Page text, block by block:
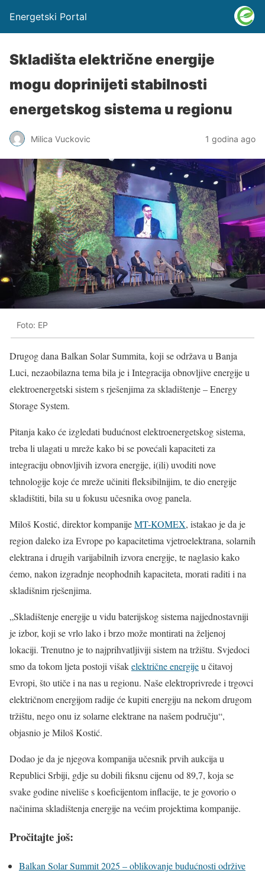
Energetski Portal
Skladišta električne energije
mogu doprinijeti stabilnosti
energetskog sistema u regionu
Milica Vuckovic 1 godina ago
Foto: EP
Drugog dana Balkan Solar Summita, koji se održava u Banja
Luci, nezaobilazna tema bila je i Integracija obnovljive energije u
elektroenergetski sistem s rješenjima za skladištenje – Energy
Storage System.
Pitanja kako će izgledati budućnost elektroenergetskog sistema,
treba li ulagati u mreže kako bi se povećali kapaciteti za
integraciju obnovljivih izvora energije, i(ili) uvoditi nove
tehnologije koje će mreže učiniti fleksibilnijim, te dio energije
skladištiti, bila su u fokusu učesnika ovog panela.
Miloš Kostić, direktor kompanijeMT-KOMEX, istakao je da je
region daleko iza Evrope po kapacitetima vjetroelektrana, solarnih
elektrana i drugih varijabilnih izvora energije, te naglasio kako
ćemo, nakon izgradnje neophodnih kapaciteta, morati raditi i na
skladišnim rješenjima.
„Skladištenje energije u vidu baterijskog sistema najjednostavniji
je izbor, koji se vrlo lako i brzo može montirati na željenoj
lokaciji. Trenutno je to najprihvatljiviji sistem na tržištu. Svjedoci
smo da tokom ljeta postoji višakelektrične energijeu čitavoj
Evropi, što utiče i na nas u regionu. Naše elektroprivrede i trgovci
električnom energijom radije će kupiti energiju na nekom drugom
tržištu, nego onu iz solarne elektrane na našem području“,
objasnio je Miloš Kostić.
Dodao je da je njegova kompanija učesnik prvih aukcija u
Republici Srbiji, gdje su dobili fiksnu cijenu od 89,7, koja se
svake godine niveliše s koeficijentom inflacije, te je govorio o
načinima skladištenja energije na većim projektima kompanije.
Pročitajte još:
Balkan Solar Summit 2025 – oblikovanje budućnosti održive